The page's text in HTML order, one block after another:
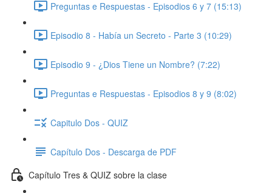
Preguntas e Respuestas - Episodios 6 y 7 (15:13)
Episodio 8 - Había un Secreto - Parte 3 (10:29)
Episodio 9 - ¿Dios Tiene un Nombre? (7:22)
Preguntas e Respuestas - Episodios 8 y 9 (8:02)
Capitulo Dos - QUIZ
Capítulo Dos - Descarga de PDF
Capítulo Tres & QUIZ sobre la clase